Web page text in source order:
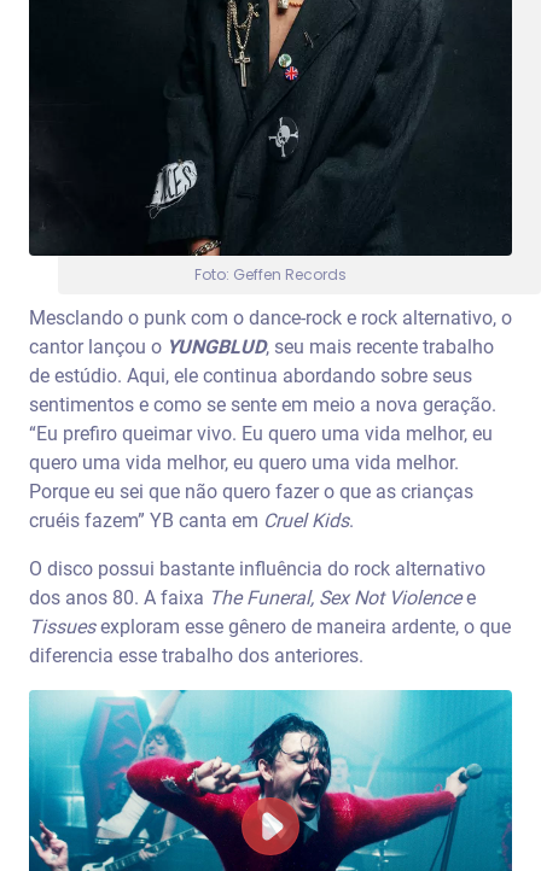
Foto: Geffen Records
Mesclando o punk com o dance-rock e rock alternativo, o
cantor lançou o YUNGBLUD, seu mais recente trabalho
de estúdio. Aqui, ele continua abordando sobre seus
sentimentos e como se sente em meio a nova geração.
“Eu prefiro queimar vivo. Eu quero uma vida melhor, eu
quero uma vida melhor, eu quero uma vida melhor.
Porque eu sei que não quero fazer o que as crianças
cruéis fazem” YB canta em Cruel Kids.
O disco possui bastante influência do rock alternativo
dos anos 80. A faixa The Funeral, Sex Not Violencee
Tissuesexploram esse gênero de maneira ardente, o que
diferencia esse trabalho dos anteriores.